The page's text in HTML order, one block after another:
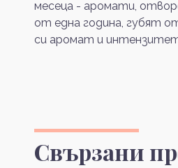
месеца - аромати,
от една година, губят
си аромат и
Свързани